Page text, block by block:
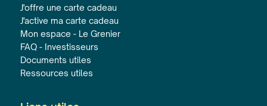
J'offre une carte cadeau
J'active ma carte cadeau
Mon espace - Le Grenier
FAQ - Investisseurs
Documents utiles
Ressources utiles